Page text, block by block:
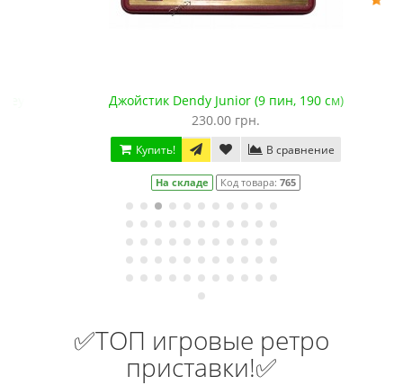
Galaxian/ Circus/ TetrisДжойстик Dendy Junior (9 пин, 190 см)
230.00 грн.
Купить! В сравнение
На складе Код товара:765
✅ТОП игровые ретро
приставки!✅